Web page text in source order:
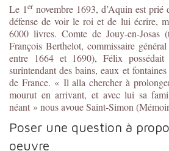
Le 1er novembre 1693, d’Aquin est prié
défense de voir le roi et de lui écrire,
6000 livres. Comte de Jouy-en-Josas
François Berthelot, commissaire
entre 1664 et 1690), Félix
surintendant des bains, eaux et
de France. « Il alla chercher à
mourut en arrivant, et avec lui sa
néant » nous avoue Saint-Simon
Poser une question à
oeuvre